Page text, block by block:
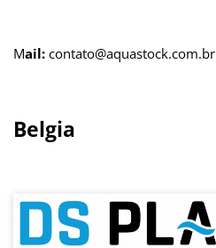
Mail: contato@aquastock.com.br
Belgia
Lewati galeri gambar